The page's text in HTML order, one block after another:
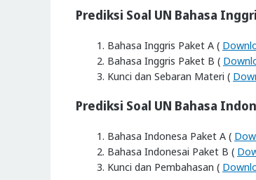
Prediksi Soal UN Bahasa
Bahasa Inggris Paket A (
Bahasa Inggris Paket B (
Kunci dan Sebaran Materi (
Prediksi Soal UN Bahasa
Bahasa Indonesa Paket A (
Bahasa Indonesai Paket B (
Kunci dan Pembahasan (